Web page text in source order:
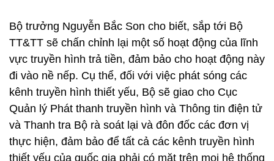
Bộ trưởng Nguyễn Bắc Son cho biết, sắp tới Bộ
TT&TT sẽ chấn chỉnh lại một số hoạt động của lĩnh
vực truyền hình trả tiền, đảm bảo cho hoạt động này
đi vào nề nếp. Cụ thể, đối với việc phát sóng các
kênh truyền hình thiết yếu, Bộ sẽ giao cho Cục
Quản lý Phát thanh truyền hình và Thông tin điện tử
và Thanh tra Bộ rà soát lại và đôn đốc các đơn vị
thực hiện, đảm bảo để tất cả các kênh truyền hình
thiết yếu của quốc gia phải có mặt trên mọi hệ thống